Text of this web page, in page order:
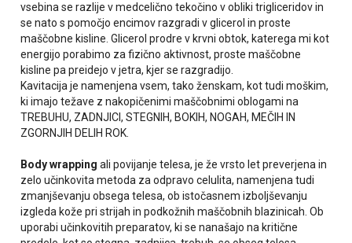
vsebina se razlije v medcelično tekočino v obliki trigliceridov in
se nato s pomočjo encimov razgradi v glicerol in proste
maščobne kisline. Glicerol prodre v krvni obtok, katerega mi kot
energijo porabimo za fizično aktivnost, proste maščobne
kisline pa preidejo v jetra, kjer se razgradijo.
Kavitacija je namenjena vsem, tako ženskam, kot tudi moškim,
ki imajo težave z nakopičenimi maščobnimi oblogami na
TREBUHU, ZADNJICI, STEGNIH, BOKIH, NOGAH, MEČIH IN
ZGORNJIH DELIH ROK.
Body wrapping ali povijanje telesa, je že vrsto let preverjena in
zelo učinkovita metoda za odpravo celulita, namenjena tudi
zmanjševanju obsega telesa, ob istočasnem izboljševanju
izgleda kože pri strijah in podkožnih maščobnih blazinicah. Ob
uporabi učinkovitih preparatov, ki se nanašajo na kritične